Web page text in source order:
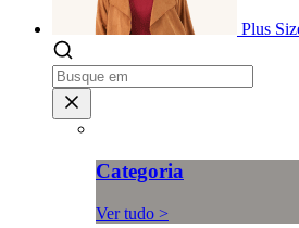
Plus
Categoria
Ver tudo >